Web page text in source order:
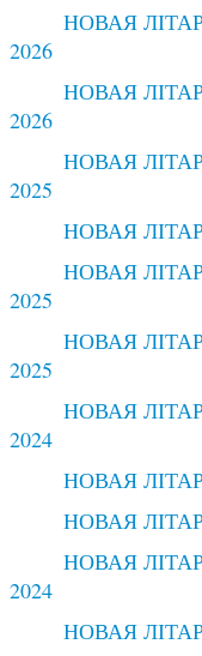
НОВАЯ
2026
НОВАЯ
2026
НОВАЯ
2025
НОВАЯ
НОВАЯ
2025
НОВАЯ
2025
НОВАЯ
2024
НОВАЯ
НОВАЯ
НОВАЯ
2024
НОВАЯ